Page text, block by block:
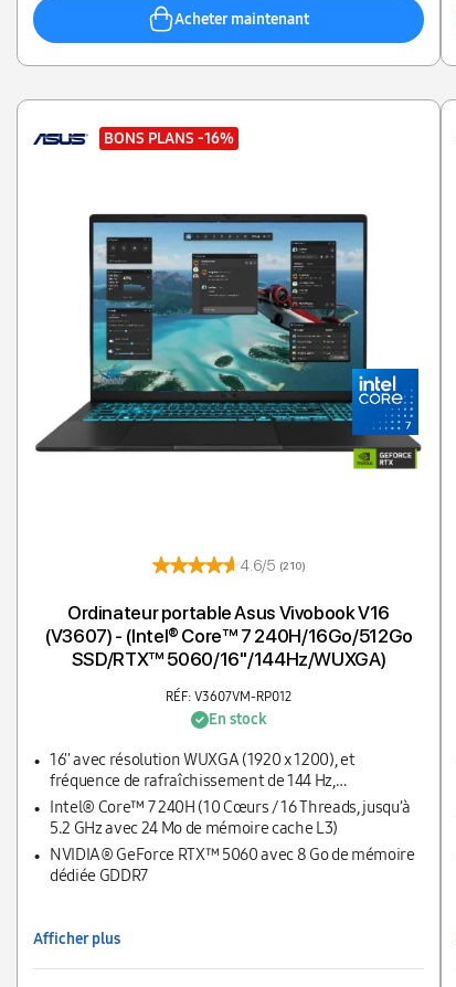
Acheter maintenant
BONS PLANS -16%
4.6/5 (210)
Ordinateur portable Asus Vivobook V16
(V3607) - (Intel® Core™ 7 240H/16Go/512Go
SSD/RTX™ 5060/16''/144Hz/WUXGA)
RÉF: V3607VM-RP012
En stock
16'' avec résolution WUXGA (1920 x 1200), et
fréquence de rafraîchissement de 144 Hz,
rétroéclairage LED, 300 nits, gamme de couleurs
NTSC de 45 %
Intel® Core™ 7 240H (10 Cœurs / 16 Threads, jusqu’à
5.2 GHz avec 24 Mo de mémoire cache L3)
NVIDIA® GeForce RTX™ 5060 avec 8 Go de mémoire
dédiée GDDR7
Afficher plus